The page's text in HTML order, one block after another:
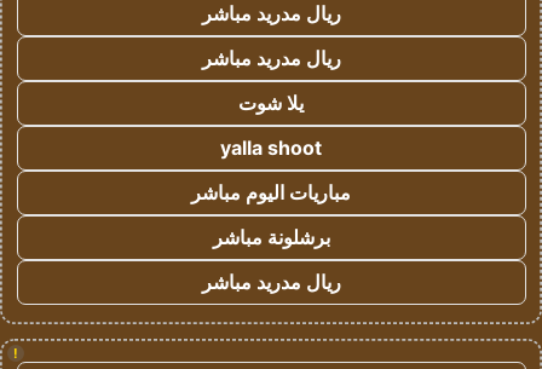
ريال مدريد مباشر
ريال مدريد مباشر
يلا شوت
yalla shoot
مباريات اليوم مباشر
برشلونة مباشر
ريال مدريد مباشر
!